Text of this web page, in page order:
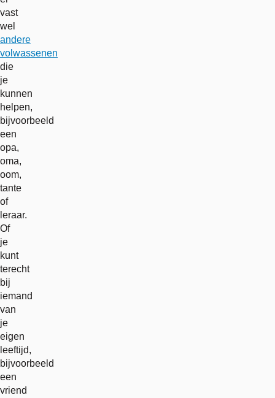
vast
wel
andere
volwassenen
die
je
kunnen
helpen,
bijvoorbeeld
een
opa,
oma,
oom,
tante
of
leraar.
Of
je
kunt
terecht
bij
iemand
van
je
eigen
leeftijd,
bijvoorbeeld
een
vriend